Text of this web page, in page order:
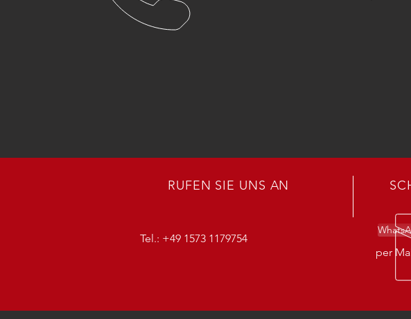
RUFEN SIE UNS AN
Tel.: +49 1573 1179754
per